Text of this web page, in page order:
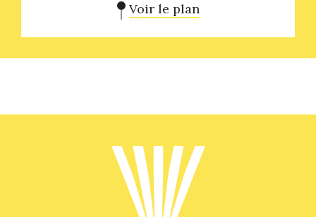
Voir le plan